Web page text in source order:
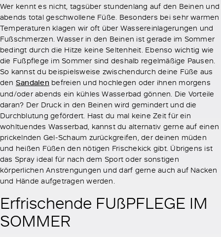
Wer kennt es nicht, tagsüber stundenlang auf den Beinen und
abends total geschwollene Füße. Besonders bei sehr warmen
Temperaturen klagen wir oft über Wassereinlagerungen und
Fußschmerzen. Wasser in den Beinen ist gerade im Sommer
bedingt durch die Hitze keine Seltenheit. Ebenso wichtig wie
die Fußpflege im Sommer sind deshalb regelmäßige Pausen.
So kannst du beispielsweise zwischendurch deine Füße aus
den Sandalen befreien und hochlegen oder ihnen morgens
und/oder abends ein kühles Wasserbad gönnen. Die Vorteile
daran? Der Druck in den Beinen wird gemindert und die
Durchblutung gefördert. Hast du mal keine Zeit für ein
wohltuendes Wasserbad, kannst du alternativ gerne auf einen
prickelnden Gel-Schaum zurückgreifen, der deinen müden
und heißen Füßen den nötigen Frischekick gibt. Übrigens ist
das Spray ideal für nach dem Sport oder sonstigen
körperlichen Anstrengungen und darf gerne auch auf Nacken
und Hände aufgetragen werden.
Erfrischende FUßPFLEGE IM
SOMMER